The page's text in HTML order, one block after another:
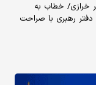
خرازی/ خطاب به
رهبری با صراحت